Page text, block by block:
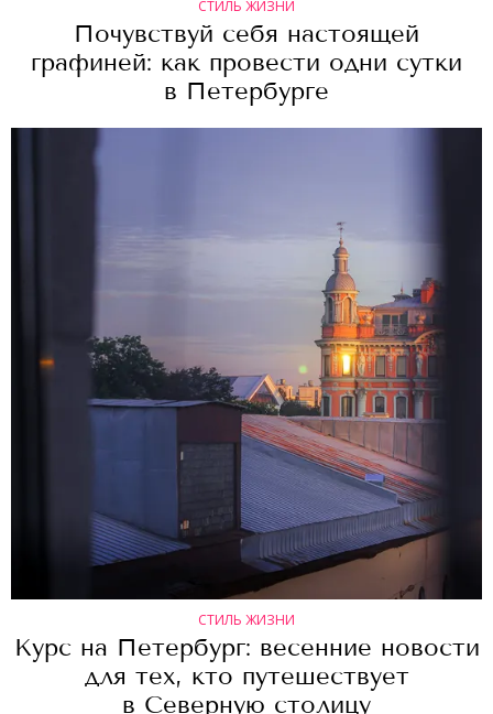
СТИЛЬ ЖИЗНИ
Почувствуй себя настоящей
графиней: как провести одни сутки
в Петербурге
СТИЛЬ ЖИЗНИ
Курс на Петербург: весенние новости
для тех, кто путешествует
в Северную столицу